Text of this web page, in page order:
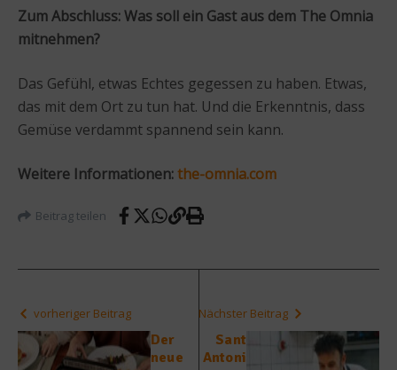
Zum Abschluss: Was soll ein Gast aus dem The Omnia
mitnehmen?
Das Gefühl, etwas Echtes gegessen zu haben. Etwas,
das mit dem Ort zu tun hat. Und die Erkenntnis, dass
Gemüse verdammt spannend sein kann.
Weitere Informationen:the-omnia.com
Beitrag teilen
vorheriger Beitrag
Der
neue
Nächster Beitrag
Sant
Antoni